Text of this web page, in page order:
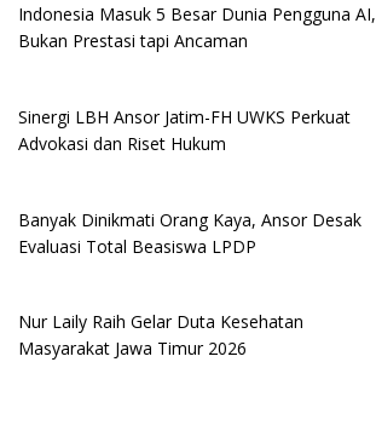
Indonesia Masuk 5 Besar Dunia Pengguna AI,
Bukan Prestasi tapi Ancaman
Sinergi LBH Ansor Jatim-FH UWKS Perkuat
Advokasi dan Riset Hukum
Banyak Dinikmati Orang Kaya, Ansor Desak
Evaluasi Total Beasiswa LPDP
Nur Laily Raih Gelar Duta Kesehatan
Masyarakat Jawa Timur 2026